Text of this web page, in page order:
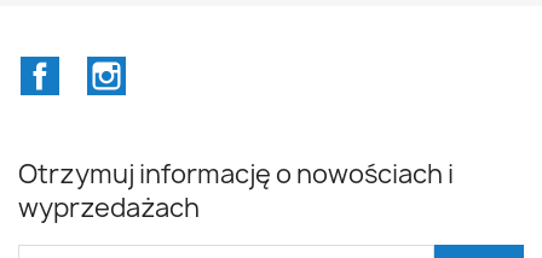
Facebook
Otrzymuj informację o nowościach i
wyprzedażach